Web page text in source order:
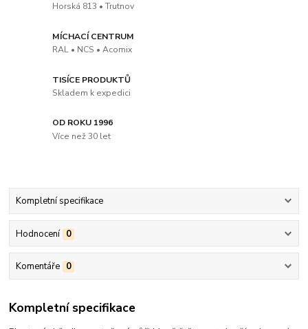
Horská 813 • Trutnov
MÍCHACÍ CENTRUM
RAL • NCS • Acomix
TISÍCE PRODUKTŮ
Skladem k expedici
OD ROKU 1996
Více než 30 let
Kompletní specifikace
Hodnocení 0
Komentáře 0
Kompletní specifikace